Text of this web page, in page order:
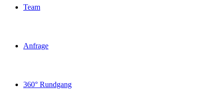
Team
Anfrage
360° Rundgang